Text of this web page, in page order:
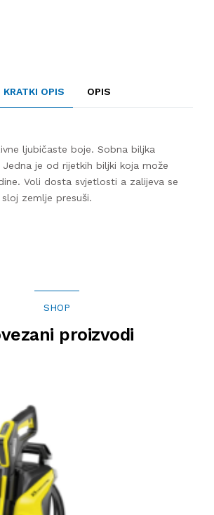
KRATKI OPIS OPIS
ljubičaste boje. Sobna biljka
je od rijetkih biljki koja može
Voli dosta svjetlosti a zalijeva se
zemlje presuši.
SHOP
proizvodi